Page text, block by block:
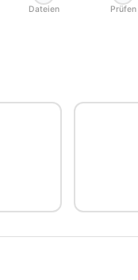
Dateien Prüfen